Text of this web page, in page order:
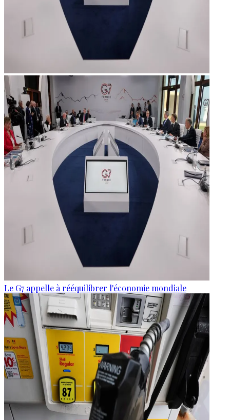
Le G7 appelle à rééquilibrer l'économie mondiale